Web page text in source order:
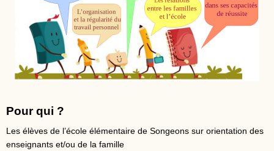
Pour qui ?
Les élèves de l’école élémentaire de Songeons sur orientation des
enseignants et/ou de la famille